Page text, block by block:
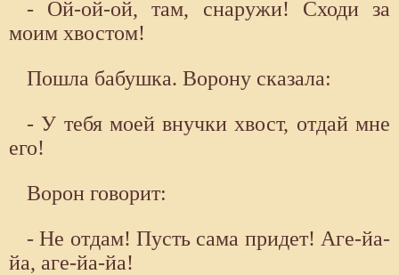
- Ой-ой-ой, там, снаружи! Сходи за
моим хвостом!
Пошла бабушка. Ворону сказала:
- У тебя моей внучки хвост, отдай мне
его!
Ворон говорит:
- Не отдам! Пусть сама придет! Аге-йа-
йа, аге-йа-йа!